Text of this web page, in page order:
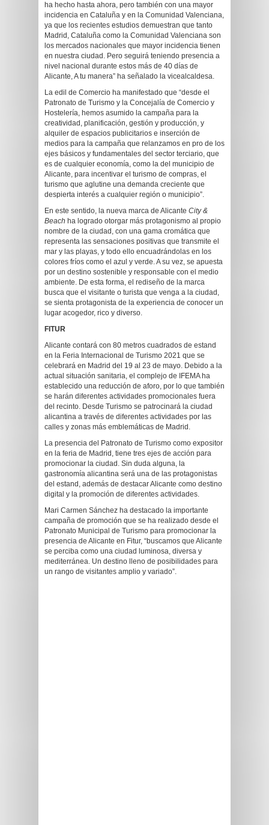
ha hecho hasta ahora, pero también con una mayor
incidencia en Cataluña y en la Comunidad Valenciana,
ya que los recientes estudios demuestran que tanto
Madrid, Cataluña como la Comunidad Valenciana son
los mercados nacionales que mayor incidencia tienen
en nuestra ciudad. Pero seguirá teniendo presencia a
nivel nacional durante estos más de 40 días de
Alicante, A tu manera” ha señalado la vicealcaldesa.
La edil de Comercio ha manifestado que “desde el
Patronato de Turismo y la Concejalía de Comercio y
Hostelería, hemos asumido la campaña para la
creatividad, planificación, gestión y producción, y
alquiler de espacios publicitarios e inserción de
medios para la campaña que relanzamos en pro de los
ejes básicos y fundamentales del sector terciario, que
es de cualquier economía, como la del municipio de
Alicante, para incentivar el turismo de compras, el
turismo que aglutine una demanda creciente que
despierta interés a cualquier región o municipio”.
En este sentido, la nueva marca de Alicante City &
Beach ha logrado otorgar más protagonismo al propio
nombre de la ciudad, con una gama cromática que
representa las sensaciones positivas que transmite el
mar y las playas, y todo ello encuadrándolas en los
colores fríos como el azul y verde. A su vez, se apuesta
por un destino sostenible y responsable con el medio
ambiente. De esta forma, el rediseño de la marca
busca que el visitante o turista que venga a la ciudad,
se sienta protagonista de la experiencia de conocer un
lugar acogedor, rico y diverso.
FITUR
Alicante contará con 80 metros cuadrados de estand
en la Feria Internacional de Turismo 2021 que se
celebrará en Madrid del 19 al 23 de mayo. Debido a la
actual situación sanitaria, el complejo de IFEMA ha
establecido una reducción de aforo, por lo que también
se harán diferentes actividades promocionales fuera
del recinto. Desde Turismo se patrocinará la ciudad
alicantina a través de diferentes actividades por las
calles y zonas más emblemáticas de Madrid.
La presencia del Patronato de Turismo como expositor
en la feria de Madrid, tiene tres ejes de acción para
promocionar la ciudad. Sin duda alguna, la
gastronomía alicantina será una de las protagonistas
del estand, además de destacar Alicante como destino
digital y la promoción de diferentes actividades.
Mari Carmen Sánchez ha destacado la importante
campaña de promoción que se ha realizado desde el
Patronato Municipal de Turismo para promocionar la
presencia de Alicante en Fitur, “buscamos que Alicante
se perciba como una ciudad luminosa, diversa y
mediterránea. Un destino lleno de posibilidades para
un rango de visitantes amplio y variado”.